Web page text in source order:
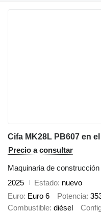
Cifa MK28L PB607 en
Precio a consultar
Maquinaria de
2025
Estado nuevo
Euro Euro 6 Potencia
Combustible diésel